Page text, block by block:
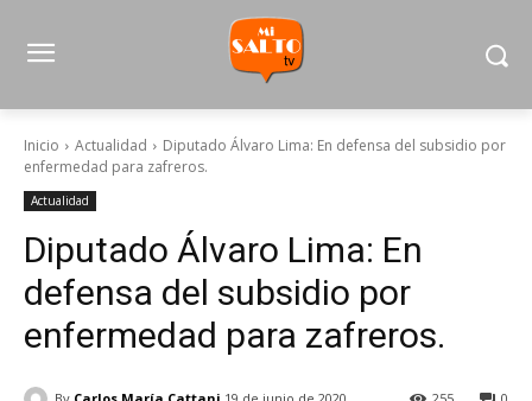
Inicio Actualidad
Diputado Álvaro Lima: En defensa del subsidio por
enfermedad para zafreros.
Actualidad
Diputado Álvaro Lima: En
defensa del subsidio por
enfermedad para zafreros.